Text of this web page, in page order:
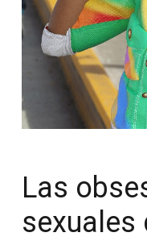
Las
sexuales